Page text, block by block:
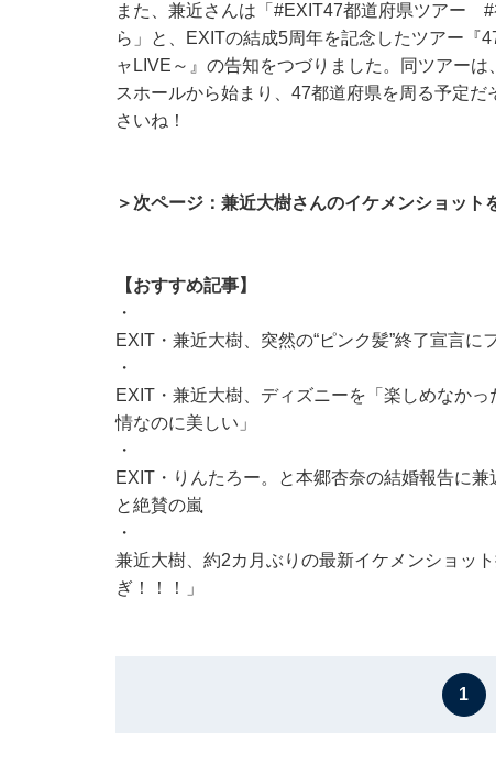
また、兼近さんは「#EXIT47都道府県ツアー
ら」と、EXITの結成5周年を記念したツアー『
ャLIVE～』の告知をつづりました。同ツアー
スホールから始まり、47都道府県を周る予定
さいね！
＞次ページ：兼近大樹さんのイケメンショット
【おすすめ記事】
・
EXIT・兼近大樹、突然の“ピンク髪”終了宣言
・
EXIT・兼近大樹、ディズニーを「楽しめなか
情なのに美しい」
・
EXIT・りんたろー。と本郷杏奈の結婚報告に
と絶賛の嵐
・
兼近大樹、約2カ月ぶりの最新イケメンショッ
ぎ！！！」
1